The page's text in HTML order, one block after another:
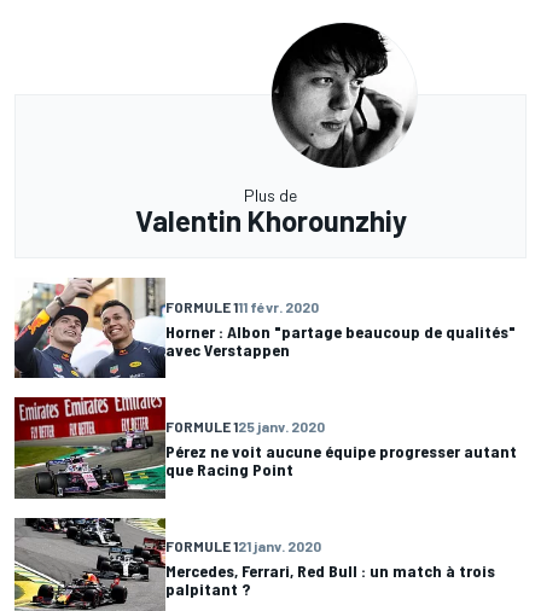
Plus de
Valentin Khorounzhiy
FORMULE 111 févr. 2020
Horner : Albon "partage beaucoup de qualités"
avec Verstappen
FORMULE 125 janv. 2020
Pérez ne voit aucune équipe progresser autant
que Racing Point
FORMULE 121 janv. 2020
Mercedes, Ferrari, Red Bull : un match à trois
palpitant ?